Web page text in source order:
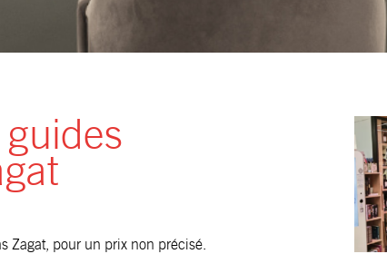
Zagat, pour un prix non précisé.